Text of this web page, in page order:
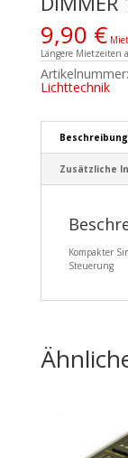
9,90 €
Längere Mietzeiten
Artikelnummer:
Lichttechnik
Beschreibung
Zusätzliche
Kompakter
Steuerung